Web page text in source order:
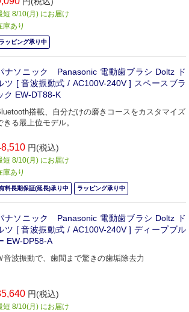
短 8/10(月) にお届け
庫あり
ラッピング承り中
ナソニック Panasonic 電動歯ブラシ Doltz ド
ツ [ 音波振動式 / AC100V-240V ] スペースブラ
ク EW-DT88-K
搭載、自分だけの磨きコースをカスタマイズ
きる最上位モデル。
円(税込)
短 8/10(月) にお届け
庫あり
料長期保証(延長)承り中 ラッピング承り中
ナソニック Panasonic 電動歯ブラシ Doltz ド
ツ [ 音波振動式 / AC100V-240V ] ディープブル
EW-DP58-A
音波振動で、歯間まで驚きの歯垢除去力
円(税込)
短 8/10(月) にお届け